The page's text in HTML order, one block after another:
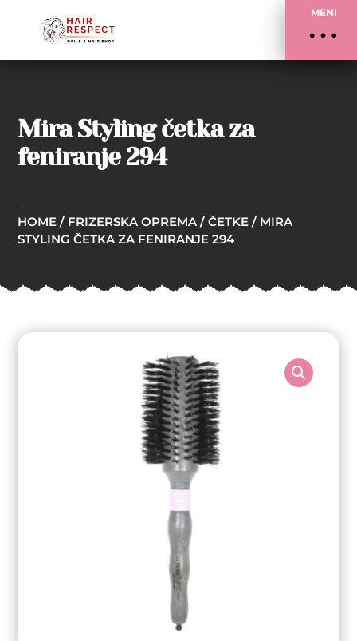
MENI
Mira Styling četka za
feniranje 294
HOME / FRIZERSKA OPREMA /ČETKE / MIRA
STYLING ČETKA ZA FENIRANJE 294